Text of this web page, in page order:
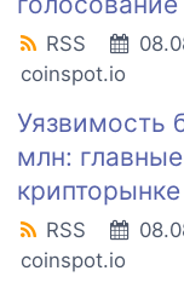
RSS
coinspot.io
Уязвимость
млн:
крипторынке
RSS
coinspot.io